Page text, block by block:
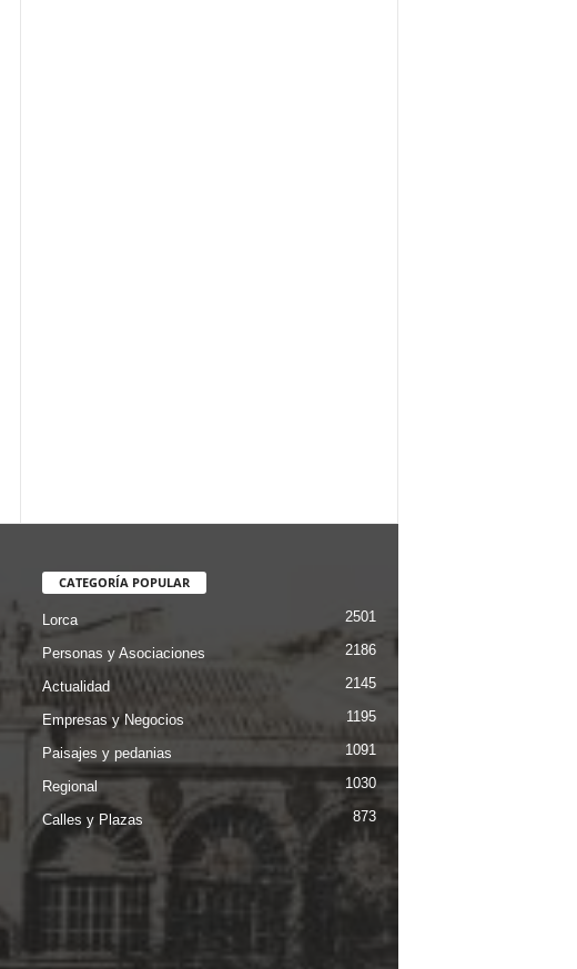
CATEGORÍA POPULAR
Lorca 2501
Personas y Asociaciones 2186
Actualidad 2145
Empresas y Negocios 1195
Paisajes y pedanias 1091
Regional 1030
Calles y Plazas 873